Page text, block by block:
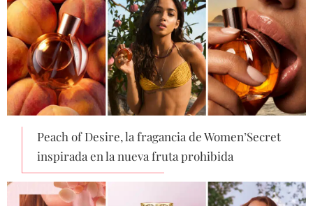
Peach of Desire, la fragancia de Women’Secret
inspirada en la nueva fruta prohibida